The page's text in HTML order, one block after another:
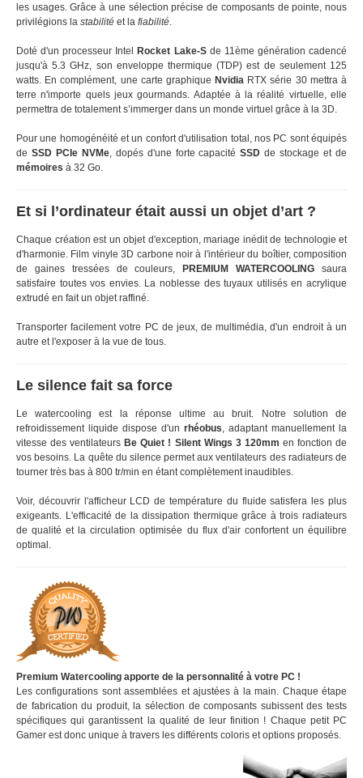
les usages. Grâce à une sélection précise de composants de pointe, nous
privilégions la stabilité et la fiabilité.
Doté d'un processeur Intel Rocket Lake-S de 11ème génération cadencé
jusqu'à 5.3 GHz, son enveloppe thermique (TDP) est de seulement 125
watts. En complément, une carte graphique Nvidia RTX série 30 mettra à
terre n'importe quels jeux gourmands. Adaptée à la réalité virtuelle, elle
permettra de totalement s’immerger dans un monde virtuel grâce à la 3D.
Pour une homogénéité et un confort d'utilisation total, nos PC sont équipés
de SSD PCIe NVMe, dopés d'une forte capacitéSSD de stockage et de
mémoires à 32 Go.
Et si l’ordinateur était aussi un objet d’art ?
Chaque création est un objet d'exception, mariage inédit de technologie et
d'harmonie. Film vinyle 3D carbone noir à l'intérieur du boîtier, composition
de gaines tressées de couleurs,
PREMIUM WATERCOOLING saura
satisfaire toutes vos envies. La noblesse des tuyaux utilisés en acrylique
extrudé en fait un objet raffiné.
Transporter facilement votre PC de jeux, de multimédia, d'un endroit à un
autre et l'exposer à la vue de tous.
Le silence fait sa force
Le watercooling est la réponse ultime au bruit. Notre solution de
refroidissement liquide dispose d'un rhéobus, adaptant manuellement la
vitesse des ventilateurs Be Quiet ! Silent Wings 3 120mm en fonction de
vos besoins. La quête du silence permet aux ventilateurs des radiateurs de
tourner très bas à 800 tr/min en étant complètement inaudibles.
Voir, découvrir l'afficheur LCD de température du fluide satisfera les plus
exigeants. L'efficacité de la dissipation thermique grâce à trois radiateurs
de qualité et la circulation optimisée du flux d'air confortent un équilibre
optimal.
Premium Watercooling apporte de la personnalité à votre PC !
Les configurations sont assemblées et ajustées à la main. Chaque étape
de fabrication du produit, la sélection de composants subissent des tests
spécifiques qui garantissent la qualité de leur finition ! Chaque petit PC
Gamer est donc unique à travers les différents coloris et options proposés.